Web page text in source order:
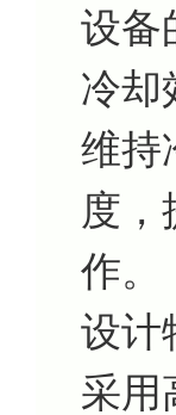
设备
冷却
维持
度，
作。
设计
采用